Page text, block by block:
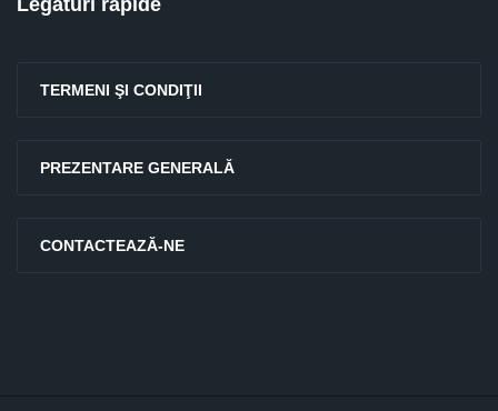
Legături rapide
TERMENI ŞI CONDIŢII
PREZENTARE GENERALĂ
CONTACTEAZĂ-NE